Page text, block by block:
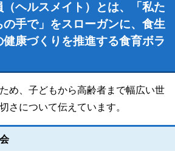
ヘルスメイト）とは、「私た
手で」をスローガンに、食生
康づくりを推進する食育ボラ
め、子どもから高齢者まで幅広い世
さについて伝えています。